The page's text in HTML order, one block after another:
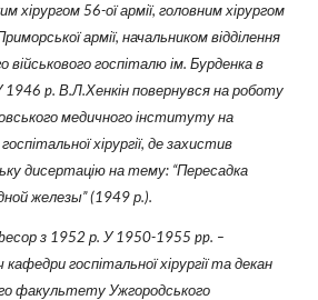
хірургом 56-ої армії, головним хірургом
армії, начальником відділення
військового госпіталю ім. Бурденка в
1946 p. В.Л.Хенкін повернувся на роботу
медичного інституту на
хірургії, де захистив
дисертацію на тему: “Пересадка
железы” (1949 р.).
з 1952 р. У 1950-1955 pp. –
кафедри госпітальної хірургії та декан
факультету Ужгородського